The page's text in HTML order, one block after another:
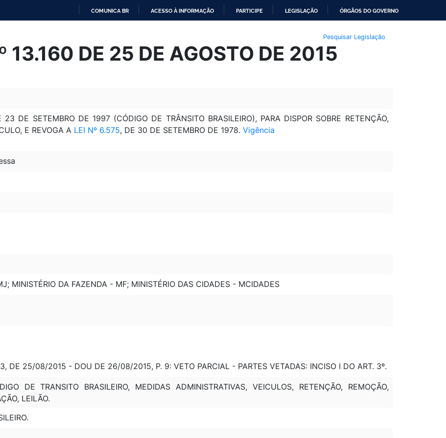
O
CONTEÚDO
COMUNICA BR ACESSO À INFORMAÇÃO PARTICIPE LEGISLAÇÃO ÓRGÃOS DO GOVERNO
Pesquisar Legislação
13.160 DE 25 DE AGOSTO DE 2015
DE SETEMBRO DE 1997 (CÓDIGO DE TRÂNSITO BRASILEIRO), PARA DISPOR SOBRE RETENÇÃO,
E REVOGA A LEI Nº 6.575, DE 30 DE SETEMBRO DE 1978. Vigência
MINISTÉRIO DA FAZENDA - MF; MINISTÉRIO DAS CIDADES - MCIDADES
DE 25/08/2015 - DOU DE 26/08/2015, P. 9: VETO PARCIAL - PARTES VETADAS: INCISO I DO ART. 3º.
DE TRANSITO BRASILEIRO, MEDIDAS ADMINISTRATIVAS, VEICULOS, RETENÇÃO, REMOÇÃO,
LEILÃO.